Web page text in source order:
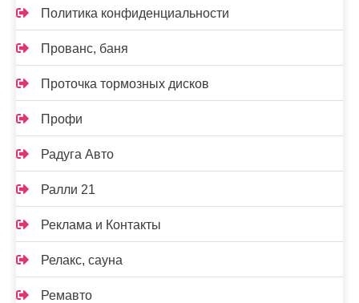
Политика конфиденциальности
Прованс, баня
Проточка тормозных дисков
Профи
Радуга Авто
Ралли 21
Реклама и Контакты
Релакс, сауна
Ремавто